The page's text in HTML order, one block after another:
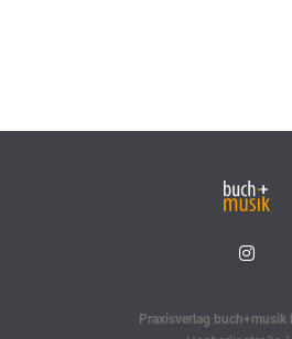
Praxisverlag buch+musik